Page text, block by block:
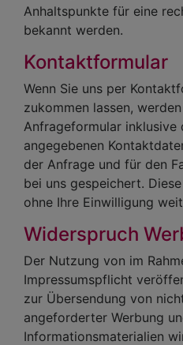
Anhaltspunkte für eine
bekannt werden.
Kontaktformular
Wenn Sie uns per
zukommen lassen,
Anfrageformular inklusive
angegebenen
der Anfrage und für den
bei uns gespeichert.
ohne Ihre Einwilligung
Widerspruch
Der Nutzung von im
Impressumspflicht
zur Übersendung von
angeforderter Werbung
Informationsmaterialien